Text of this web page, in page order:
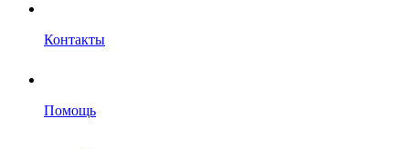
Контакты
Помощь